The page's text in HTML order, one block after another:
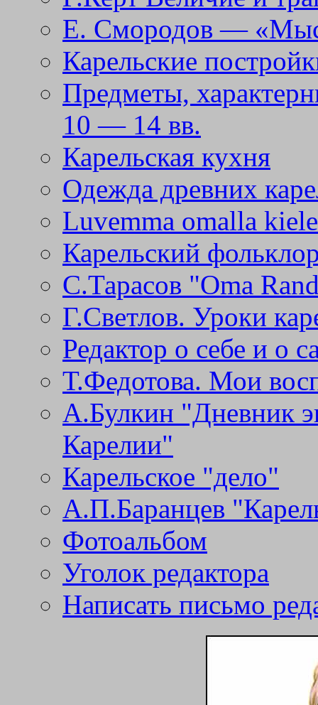
Е. Смородов —
Карельские
Предметы,
10 — 14 вв.
Карельская кухня
Одежда древних
Luvemma omalla
Карельский
С.Тарасов "Oma
Г.Светлов. Уроки
Редактор о себе и о
Т.Федотова. Мои
А.Булкин "Дневник
Карелии"
Карельское "дело"
А.П.Баранцев
Фотоальбом
Уголок редактора
Написать письмо